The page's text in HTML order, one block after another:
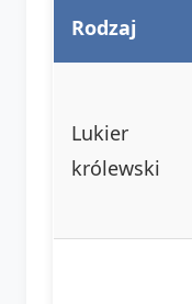
Rodzaj
Lukier
królewski